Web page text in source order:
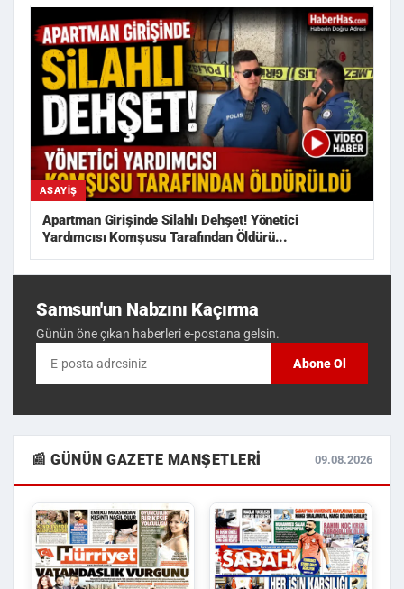
ASAYIŞ
Apartman Girişinde Silahlı Dehşet! Yönetici
Yardımcısı Komşusu Tarafından Öldürü...
Samsun'un Nabzını Kaçırma
Günün öne çıkan haberleri e-postana gelsin.
Abone Ol
📰 GÜNÜN GAZETE MANŞETLERI 09.08.2026